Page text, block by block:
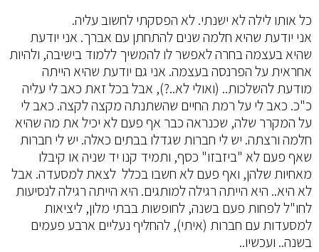
כל אותו לילה לא ישנתי. לא הפסקתי לחשוב עליה.
אני יודעת שהיא חלמה שנים להתחתן עם אברך. אני יודעת
שהיא בעצמה בחרה לאפשר לו להמשיך ללמוד בישיבה, ולהיות
אחראית על הפרנסה בעצמה. אני גם יודעת שהיא הייתה
מודעת להשלכות.. (ואולי לא..?), אבל בכל זאת כאב לי עליה
כ"כ. כאב לי על רמת החיים שהשתנתה מקצה לקצה. כאב לי
על המקרר שלה, שכנראה כבר אף פעם לא יכיל את מה שהיא
חלמה ורצתה. יש לי חברות שגדלו בבתים כאלה. יש לי חברות
שאף פעם לא "ביזבזו" כסף, ותמיד קנו יד שניה או קיבלו
מאחיות שלהן, ואף פעם לא חשבו בכלל לצאת למסעדה. אבל
לא היא.. היא הייתה רגילה למותגים. היא הייתה רגילה לנסיעות
לחו"ל לפחות פעם בשנה, לחופשות בבתי מלון, ליציאות
למסעדות עם חברות (איתי), להחליף נעליים ארבע פעמים
בשנה.. ועכשיו..